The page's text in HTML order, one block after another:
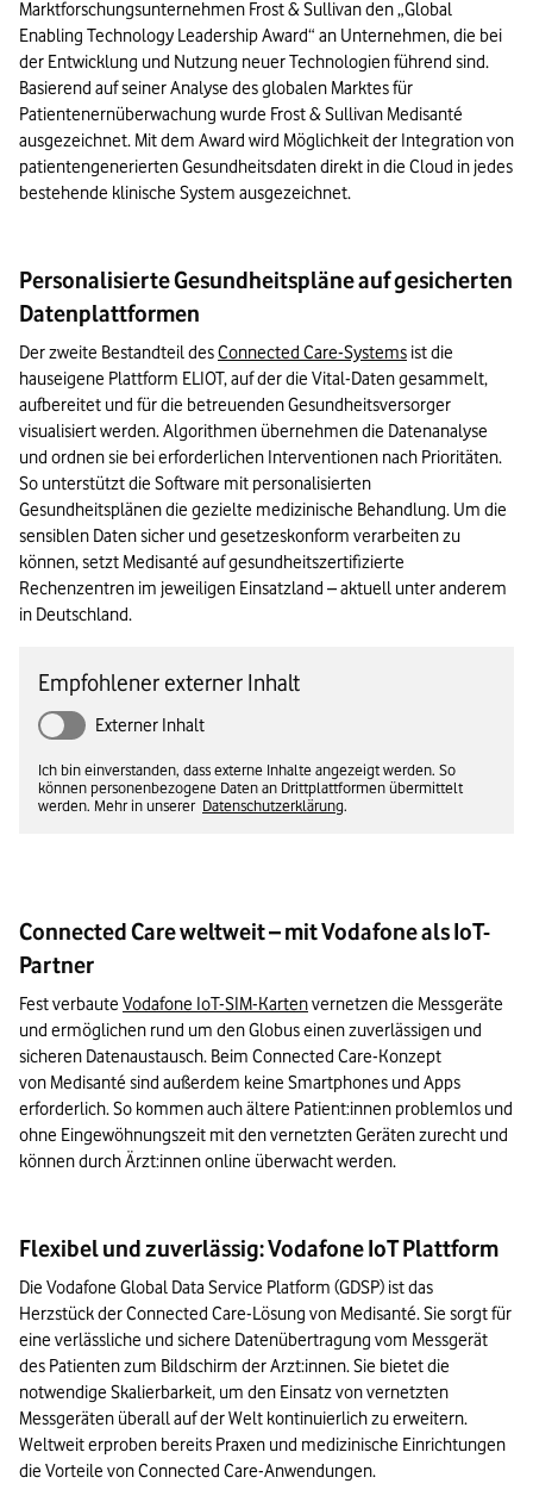
Marktforschungsunternehmen Frost & Sullivan den „Global
Enabling Technology Leadership Award“ an Unternehmen, die bei
der Entwicklung und Nutzung neuer Technologien führend sind.
Basierend auf seiner Analyse des globalen Marktes für
Patientenernüberwachung wurde Frost & Sullivan Medisanté
ausgezeichnet. Mit dem Award wird Möglichkeit der Integration von
patientengenerierten Gesundheitsdaten direkt in die Cloud in jedes
bestehende klinische System ausgezeichnet.
Personalisierte Gesundheitspläne auf gesicherten
Datenplattformen
Der zweite Bestandteil des Connected Care-Systems ist die
hauseigene Plattform ELIOT, auf der die Vital-Daten gesammelt,
aufbereitet und für die betreuenden Gesundheitsversorger
visualisiert werden. Algorithmen übernehmen die Datenanalyse
und ordnen sie bei erforderlichen Interventionen nach Prioritäten.
So unterstützt die Software mit personalisierten
Gesundheitsplänen die gezielte medizinische Behandlung. Um die
sensiblen Daten sicher und gesetzeskonform verarbeiten zu
können, setzt Medisanté auf gesundheitszertifizierte
Rechenzentren im jeweiligen Einsatzland – aktuell unter anderem
in Deutschland.
Empfohlener externer Inhalt
Externer Inhalt
Ich bin einverstanden, dass externe Inhalte angezeigt werden. So
können personenbezogene Daten an Drittplattformen übermittelt
werden. Mehr in unserer Datenschutzerklärung.
Connected Care weltweit – mit Vodafone als IoT-
Partner
Fest verbaute Vodafone IoT-SIM-Karten vernetzen die Messgeräte
und ermöglichen rund um den Globus einen zuverlässigen und
sicheren Datenaustausch. Beim Connected Care-Konzept
von Medisanté sind außerdem keine Smartphones und Apps
erforderlich. So kommen auch ältere Patient:innen problemlos und
ohne Eingewöhnungszeit mit den vernetzten Geräten zurecht und
können durch Ärzt:innen online überwacht werden.
Flexibel und zuverlässig: Vodafone IoT Plattform
Die Vodafone Global Data Service Platform (GDSP) ist das
Herzstück der Connected Care-Lösung von Medisanté. Sie sorgt für
eine verlässliche und sichere Datenübertragung vom Messgerät
des Patienten zum Bildschirm der Arzt:innen. Sie bietet die
notwendige Skalierbarkeit, um den Einsatz von vernetzten
Messgeräten überall auf der Welt kontinuierlich zu erweitern.
Weltweit erproben bereits Praxen und medizinische Einrichtungen
die Vorteile von Connected Care-Anwendungen.